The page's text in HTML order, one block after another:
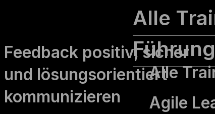
Alle
Führung
Alle
Agile
Feedback positiv, sicher
und lösungs­orientiert
kommunizieren